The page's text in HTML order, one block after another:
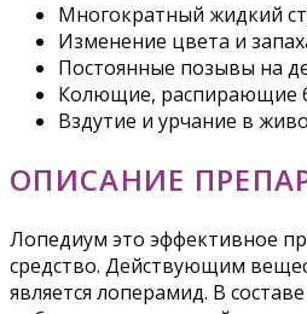
Многократный жидкий
Изменение цвета и
Постоянные позывы на
Колющие, распирающие
Вздутие и урчание в
ОПИСАНИЕ
Лопедиум это эффективное
средство. Действующим
является лоперамид. В